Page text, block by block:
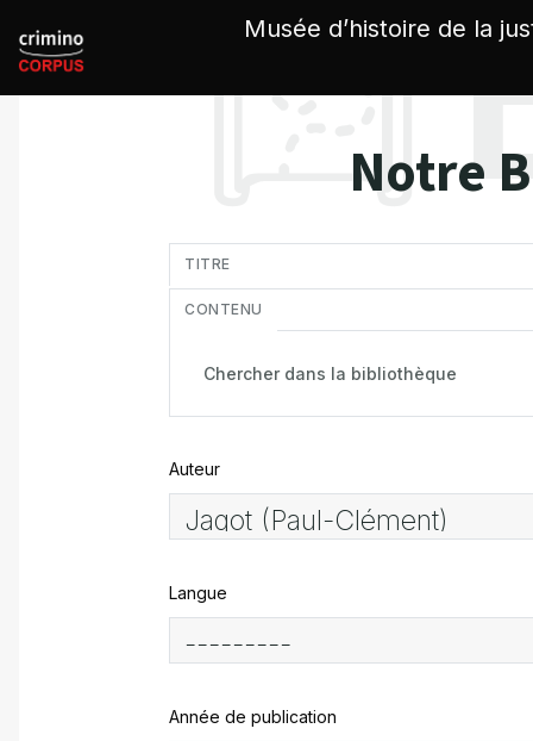
Musée d’histoire de la
Notre
TITRE
CONTENU
Auteur
Langue
Année de publication
Panneau de gestion des cookies